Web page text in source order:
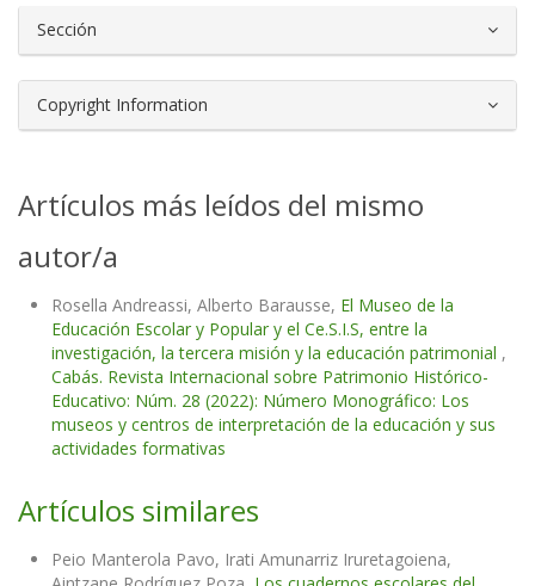
Sección
Copyright Information
Artículos más leídos del mismo
autor/a
Rosella Andreassi, Alberto Barausse, El Museo de la
Educación Escolar y Popular y el Ce.S.I.S, entre la
investigación, la tercera misión y la educación patrimonial ,
Cabás. Revista Internacional sobre Patrimonio Histórico-
Educativo: Núm. 28 (2022): Número Monográfico: Los
museos y centros de interpretación de la educación y sus
actividades formativas
Artículos similares
Peio Manterola Pavo, Irati Amunarriz Iruretagoiena,